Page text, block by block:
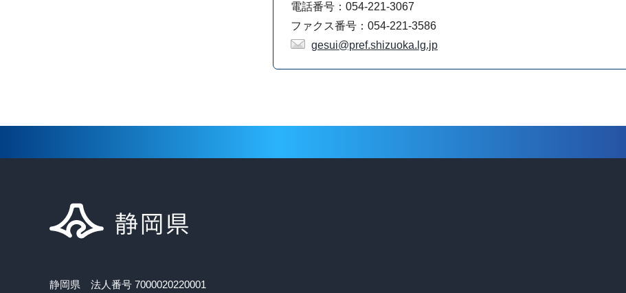
電話番号：054-221-3067
ファクス番号：054-221-3586
gesui@pref.shizuoka.lg.jp
静岡県 法人番号 7000020220001